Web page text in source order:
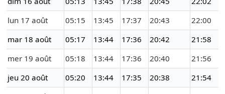
lun 17 août
05:15 13:45 17:37 20:43
22:00
mar 18 août
05:17 13:44 17:36 20:42
21:58
mer 19 août
05:18 13:44 17:36 20:40
21:56
jeu 20 août
05:20 13:44 17:35 20:38
21:54